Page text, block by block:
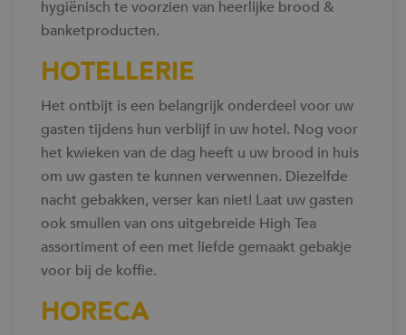
hygiënisch te voorzien van heerlijke brood &
banketproducten.
HOTELLERIE
Het ontbijt is een belangrijk onderdeel voor uw
gasten tijdens hun verblijf in uw hotel. Nog voor
het kwieken van de dag heeft u uw brood in huis
om uw gasten te kunnen verwennen. Diezelfde
nacht gebakken, verser kan niet! Laat uw gasten
ook smullen van ons uitgebreide High Tea
assortiment of een met liefde gemaakt gebakje
voor bij de koffie.
HORECA